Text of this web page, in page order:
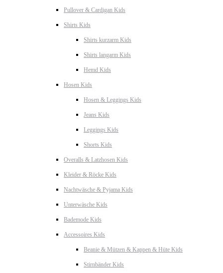
Pullover & Cardigan Kids
Shirts Kids
Shirts kurzarm Kids
Shirts langarm Kids
Hemd Kids
Hosen Kids
Hosen & Leggings Kids
Jeans Kids
Leggings Kids
Shorts Kids
Overalls & Latzhosen Kids
Kleider & Röcke Kids
Nachtwäsche & Pyjama Kids
Unterwäsche Kids
Bademode Kids
Accessoires Kids
Beanie & Mützen & Kappen & Hüte Kids
Stirnbänder Kids